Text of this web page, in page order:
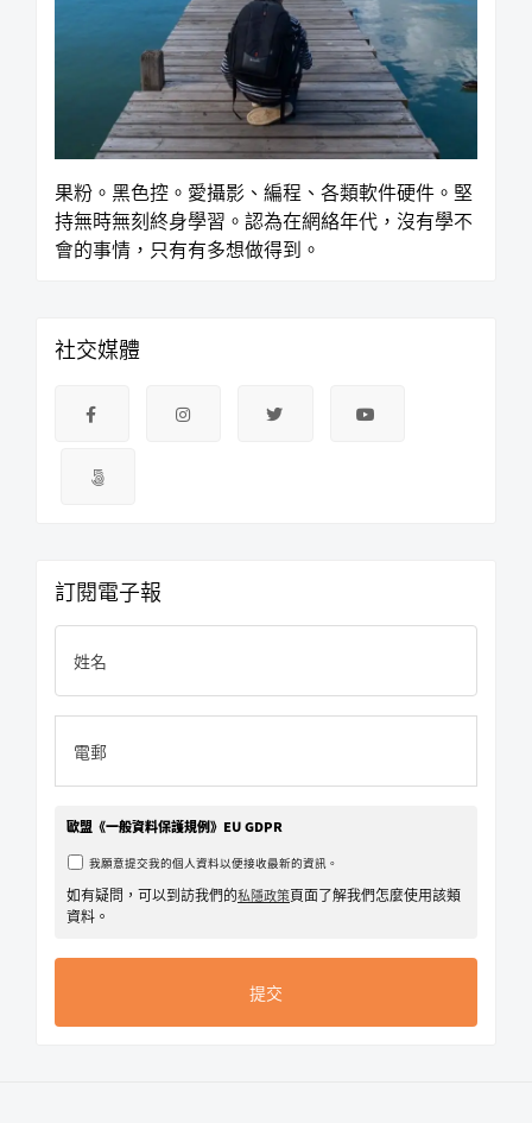
果粉。黑色控。愛攝影、編程、各類軟件硬件。堅
持無時無刻終身學習。認為在網絡年代，沒有學不
會的事情，只有有多想做得到。
社交媒體
訂閱電子報
歐盟《一般資料保護規例》EU GDPR
我願意提交我的個人資料以便接收最新的資訊。
如有疑問，可以到訪我們的私隱政策頁面了解我們怎麼使用該類
資料。